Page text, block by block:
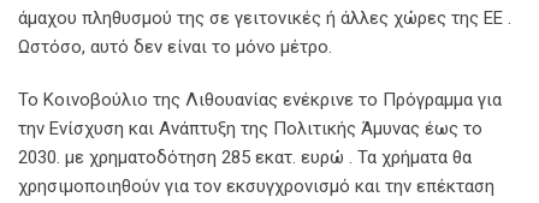
άμαχου πληθυσμού της σε γειτονικές ή άλλες χώρες της ΕΕ .
Ωστόσο, αυτό δεν είναι το μόνο μέτρο.
Το Κοινοβούλιο της Λιθουανίας ενέκρινε το Πρόγραμμα για
την Ενίσχυση και Ανάπτυξη της Πολιτικής Άμυνας έως το
2030. με χρηματοδότηση 285 εκατ. ευρώ . Τα χρήματα θα
χρησιμοποιηθούν για τον εκσυγχρονισμό και την επέκταση